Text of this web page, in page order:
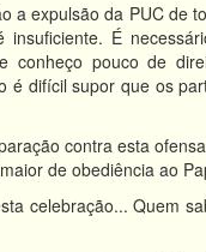
expulsão da PUC de
É
conheço pouco de
difícil supor que os
contra esta
de obediência ao
celebração... Quem